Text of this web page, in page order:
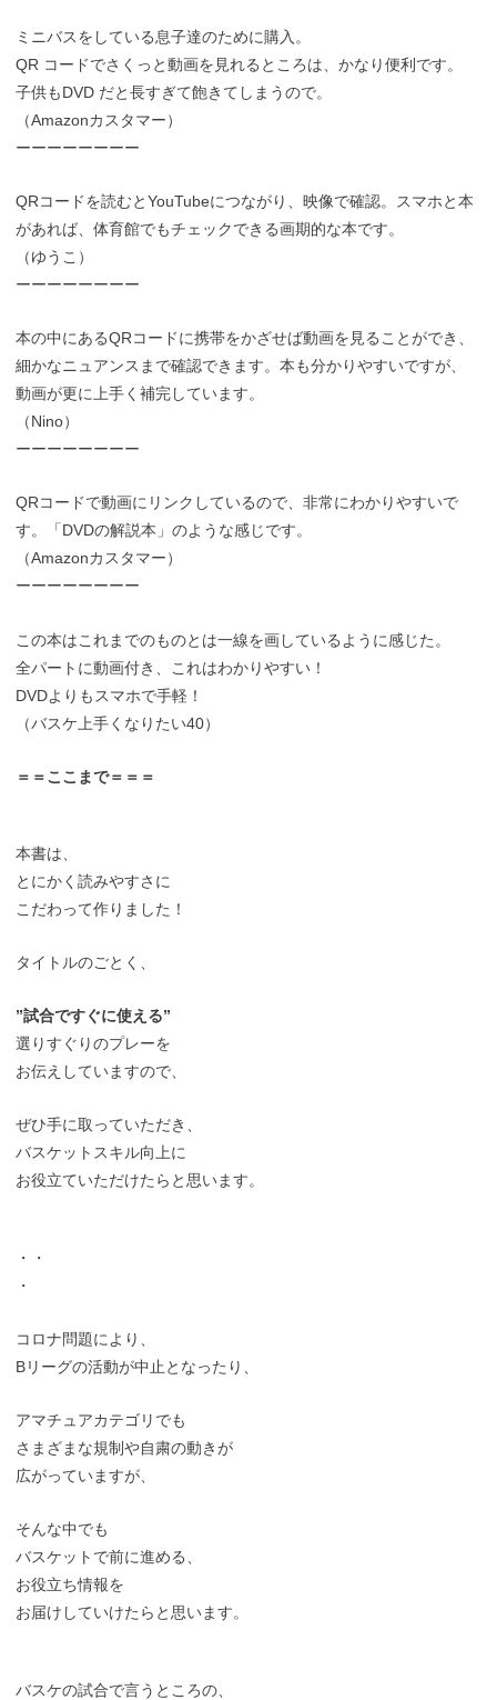
ミニバスをしている息子達のために購入。
QR コードでさくっと動画を見れるところは、かなり便利です。
子供もDVD だと長すぎて飽きてしまうので。
（Amazonカスタマー）
ーーーーーーーー
QRコードを読むとYouTubeにつながり、映像で確認。スマホと本
があれば、体育館でもチェックできる画期的な本です。
（ゆうこ）
ーーーーーーーー
本の中にあるQRコードに携帯をかざせば動画を見ることができ、
細かなニュアンスまで確認できます。本も分かりやすいですが、
動画が更に上手く補完しています。
（Nino）
ーーーーーーーー
QRコードで動画にリンクしているので、非常にわかりやすいで
す。「DVDの解説本」のような感じです。
（Amazonカスタマー）
ーーーーーーーー
この本はこれまでのものとは一線を画しているように感じた。
全パートに動画付き、これはわかりやすい！
DVDよりもスマホで手軽！
（バスケ上手くなりたい40）
＝＝ここまで＝＝＝
本書は、
とにかく読みやすさに
こだわって作りました！
タイトルのごとく、
”試合ですぐに使える”
選りすぐりのプレーを
お伝えしていますので、
ぜひ手に取っていただき、
バスケットスキル向上に
お役立ていただけたらと思います。
・・
・
コロナ問題により、
Bリーグの活動が中止となったり、
アマチュアカテゴリでも
さまざまな規制や自粛の動きが
広がっていますが、
そんな中でも
バスケットで前に進める、
お役立ち情報を
お届けしていけたらと思います。
バスケの試合で言うところの、